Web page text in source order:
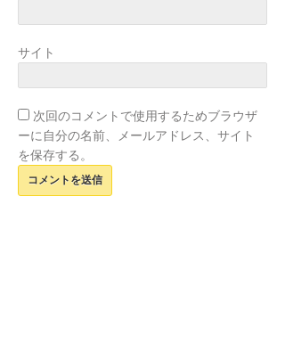
サイト
次回のコメントで使用するためブラウザ
ーに自分の名前、メールアドレス、サイト
を保存する。